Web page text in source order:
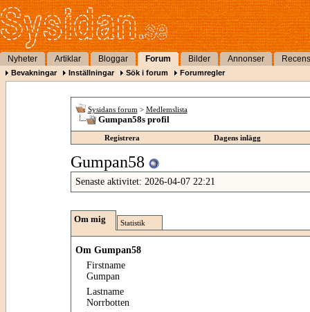
Nyheter Artiklar Bloggar Forum Bilder Annonser
Bevakningar Inställningar Sök i forum Forumregler
Sysidans forum > Medlemslista
Gumpan58s profil
Registrera Dagens inlägg
Gumpan58
Senaste aktivitet: 2026-04-07 22:21
Om mig Statistik
Om Gumpan58
Firstname
Gumpan
Lastname
Norrbotten